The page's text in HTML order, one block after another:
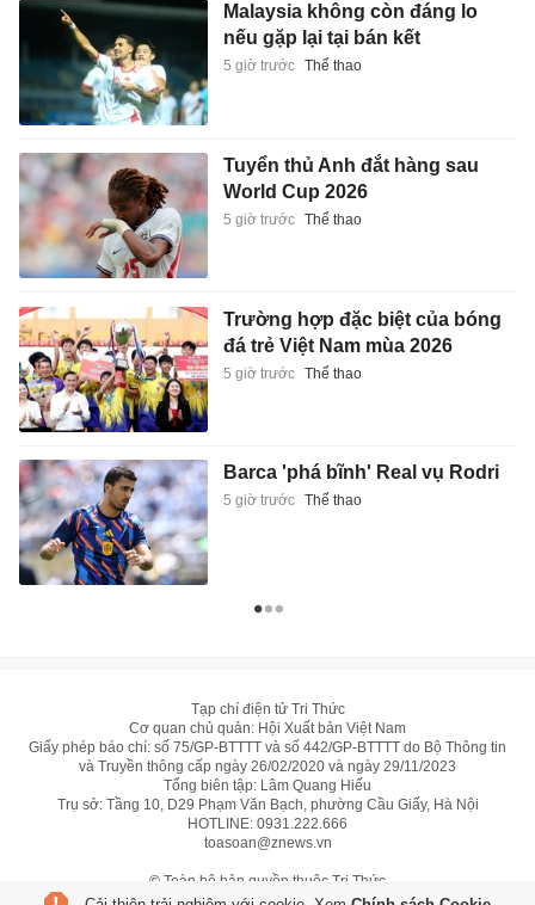
Malaysia không còn đáng lo
nếu gặp lại tại bán kết
5 giờ trước Thể thao
Tuyển thủ Anh đắt hàng sau
World Cup 2026
5 giờ trước Thể thao
Trường hợp đặc biệt của bóng
đá trẻ Việt Nam mùa 2026
5 giờ trước Thể thao
Barca 'phá bĩnh' Real vụ Rodri
5 giờ trước Thể thao
Tạp chí điện tử Tri Thức
Cơ quan chủ quản: Hội Xuất bản Việt Nam
Giấy phép báo chí: số 75/GP-BTTTT và số 442/GP-BTTTT do Bộ Thông tin
và Truyền thông cấp ngày 26/02/2020 và ngày 29/11/2023
Tổng biên tập: Lâm Quang Hiếu
Trụ sở: Tầng 10, D29 Phạm Văn Bạch, phường Cầu Giấy, Hà Nội
HOTLINE: 0931.222.666
toasoan@znews.vn
© Toàn bộ bản quyền thuộc Tri Thức